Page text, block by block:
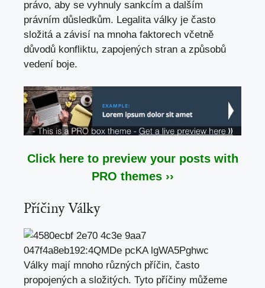
právo, aby se vyhnuly sankcím a dalším
právním důsledkům. Legalita války je často
složitá a závisí na mnoha faktorech včetně
důvodů konfliktu, zapojených stran a způsobů
vedení boje.
Click here to preview your posts with
PRO themes ››
Příčiny Války
Války mají mnoho různých příčin, často
propojených a složitých. Tyto příčiny můžeme